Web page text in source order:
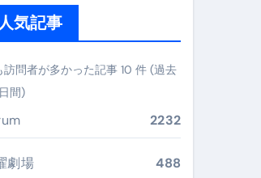
シドエアを目的別に選ぶコツと、失敗し
新定番ドメイン
雑学 #ナレーター #小林将大
学 #ナレーター #小林将大
人気記事
訪問者が多かった記事 10 件 (過去
間)
2232
劇場 488